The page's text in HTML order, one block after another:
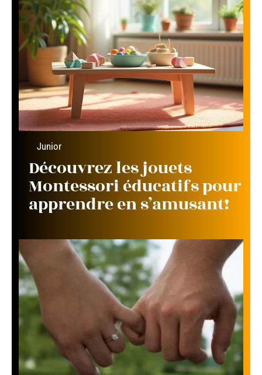
Junior
Découvrez les jouets
Montessori éducatifs pour
apprendre en s’amusant!